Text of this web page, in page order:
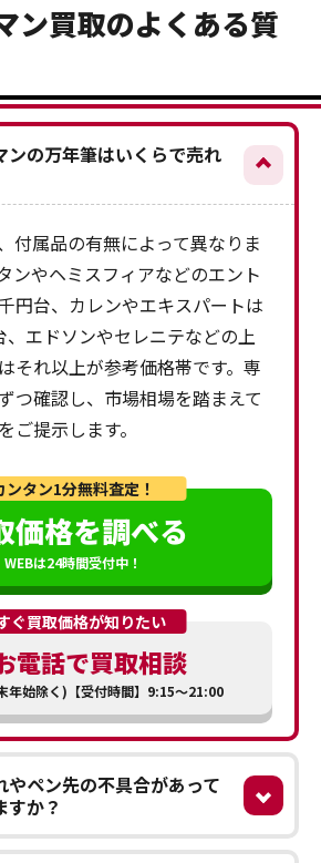
ン買取のよくある質
ンの万年筆はいくらで売れ
付属品の有無によって異なりま
ンやヘミスフィアなどのエント
円台、カレンやエキスパートは
エドソンやセレニテなどの上
それ以上が参考価格帯です。専
つ確認し、市場相場を踏まえて
ご提示します。
ンタン1分無料査定！
価格を調べる
WEBは24時間受付中！
ぐ買取価格が知りたい
電話で買取相談
年始除く)【受付時間】9:15～21:00
やペン先の不具合があって
すか？